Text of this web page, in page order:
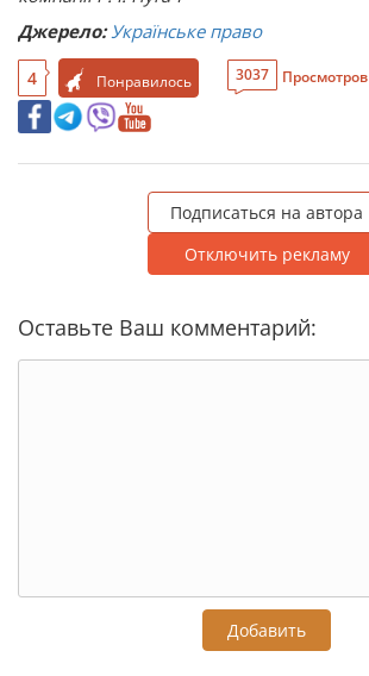
Джерело: Українське право
4 Понравилось 3037 Просмотров
Подписаться на автора
Отключить рекламу
Оставьте Ваш комментарий:
Добавить